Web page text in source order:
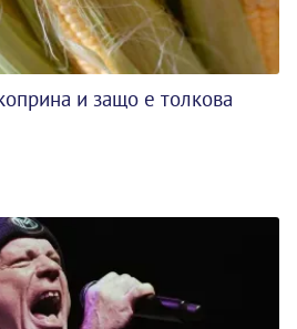
и защо е толкова